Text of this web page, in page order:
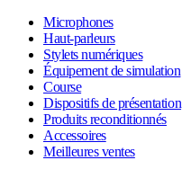
Microphones
Haut-parleurs
Stylets numériques
Équipement de simulation
Course
Dispositifs de présentation
Produits reconditionnés
Accessoires
Meilleures ventes